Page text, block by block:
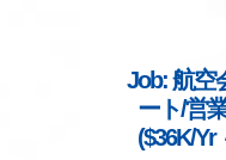
Job: 航空
ート/営
($36K/